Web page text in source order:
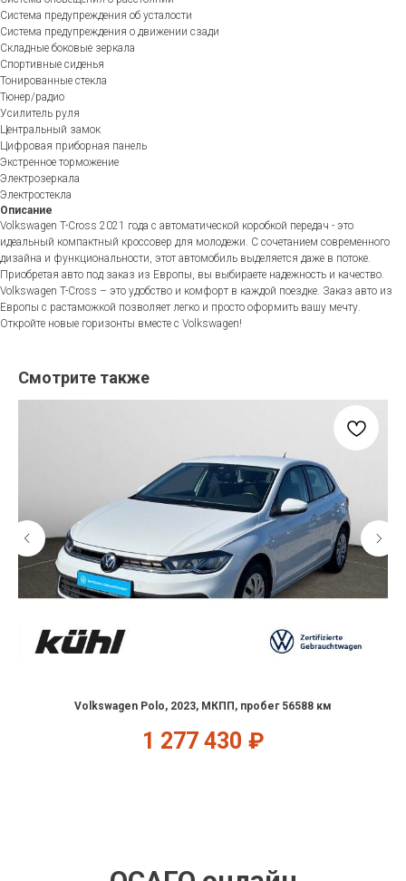
Система предупреждения об усталости
Система предупреждения о движении сзади
Складные боковые зеркала
Спортивные сиденья
Тонированные стекла
Тюнер/радио
Усилитель руля
Центральный замок
Цифровая приборная панель
Экстренное торможение
Электрозеркала
Электростекла
Описание
Volkswagen T-Cross 2021 года с автоматической коробкой передач - это
идеальный компактный кроссовер для молодежи. С сочетанием современного
дизайна и функциональности, этот автомобиль выделяется даже в потоке.
Приобретая авто под заказ из Европы, вы выбираете надежность и качество.
Volkswagen T-Cross – это удобство и комфорт в каждой поездке. Заказ авто из
Европы с растаможкой позволяет легко и просто оформить вашу мечту.
Откройте новые горизонты вместе с Volkswagen!
Смотрите также
Volkswagen Polo, 2023, МКПП, пробег 56588 км
1 277 430 ₽